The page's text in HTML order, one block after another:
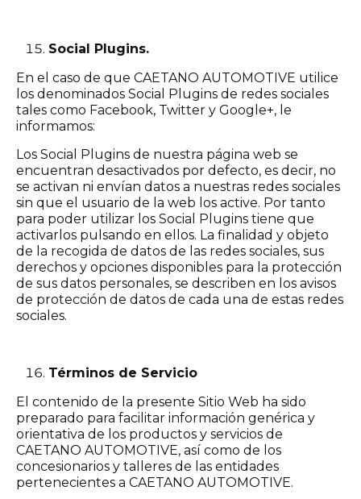
Social Plugins.
En el caso de que CAETANO AUTOMOTIVE utilice
los denominados Social Plugins de redes sociales
tales como Facebook, Twitter y Google+, le
informamos:
Los Social Plugins de nuestra página web se
encuentran desactivados por defecto, es decir, no
se activan ni envían datos a nuestras redes sociales
sin que el usuario de la web los active. Por tanto
para poder utilizar los Social Plugins tiene que
activarlos pulsando en ellos. La finalidad y objeto
de la recogida de datos de las redes sociales, sus
derechos y opciones disponibles para la protección
de sus datos personales, se describen en los avisos
de protección de datos de cada una de estas redes
sociales.
Términos de Servicio
El contenido de la presente Sitio Web ha sido
preparado para facilitar información genérica y
orientativa de los productos y servicios de
CAETANO AUTOMOTIVE, así como de los
concesionarios y talleres de las entidades
pertenecientes a CAETANO AUTOMOTIVE.